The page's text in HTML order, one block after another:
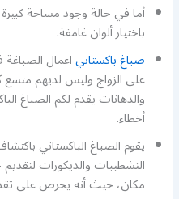
أما في حالة وجود مساحة
باختيار ألوان غامقة.
صباغ باكستانياعمال
على الزواج وليس لديهم متسع
والدهانات يقدم لكم الصباغ
أخطاء.
يقوم الصباغ الباكستاني
التشطيبات والديكورات
مكان، حيث أنه يحرص على